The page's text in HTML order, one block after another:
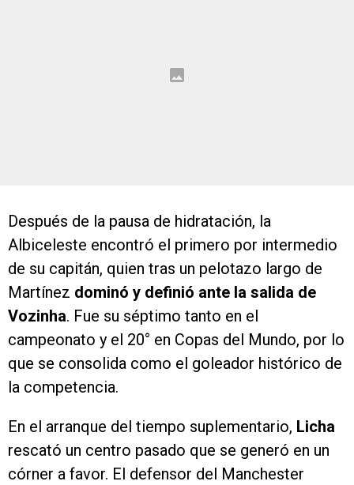
Después de la pausa de hidratación, la
Albiceleste encontró el primero por intermedio
de su capitán, quien tras un pelotazo largo de
Martínez dominó y definió ante la salida de
Vozinha. Fue su séptimo tanto en el
campeonato y el 20° en Copas del Mundo, por lo
que se consolida como el goleador histórico de
la competencia.
En el arranque del tiempo suplementario, Licha
rescató un centro pasado que se generó en un
córner a favor. El defensor del Manchester